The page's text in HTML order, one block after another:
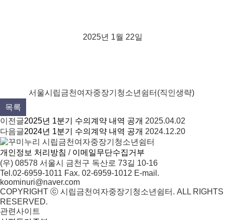
2025년 1월 22일
서울시립금천여자중장기청소년쉼터(직인생략)
목록
이전글2025년 1분기 수의계약 내역 공개 2025.04.02
다음글2024년 1분기 수의계약 내역 공개 2024.12.20
개인정보 처리방침 / 이메일무단수집거부
(우) 08578 서울시 금천구 독산로 73길 10-16
Tel.02-6959-1011 Fax. 02-6959-1012 E-mail.
koominuri@naver.com
COPYRIGHT ⓒ 시립금천여자중장기청소년쉼터. ALL RIGHTS
RESERVED.
관련사이트